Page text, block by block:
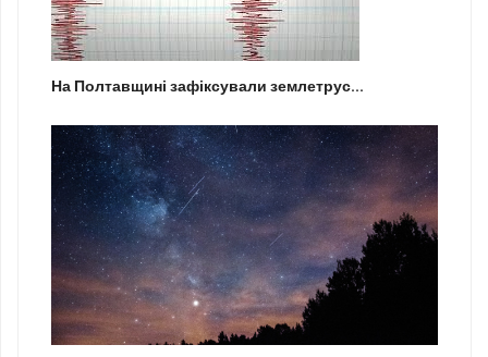
На Полтавщині зафіксували землетрус...